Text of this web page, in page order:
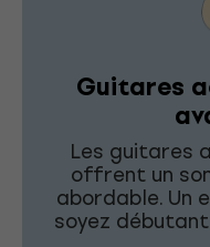
Guitares
Les guitares
offrent un
abordable. Un
soyez